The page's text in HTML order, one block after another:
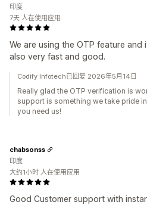
We are using the OTP feature
also very fast and good.
印度
7天 人在使用应用
Codify Infotech已回复 2026年5月14日
Really glad the OTP verification is
support is something we take pride
you need us!
Good Customer support with
chabsonss
印度
大约1小时 人在使用应用